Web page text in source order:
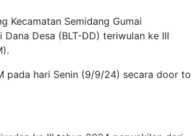
Kecamatan Semidang Gumai
Desa (BLT-DD) teriwulan ke III
pada hari Senin (9/9/24) secara door to